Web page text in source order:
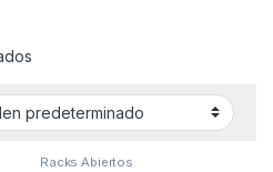
Racks Abiertos